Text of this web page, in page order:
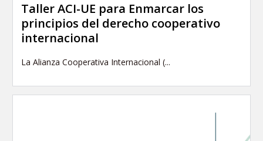
Taller ACI-UE para Enmarcar los
principios del derecho cooperativo
internacional
La Alianza Cooperativa Internacional (...